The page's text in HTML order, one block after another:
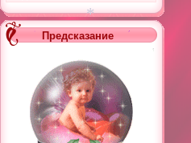
*
*
Предсказание